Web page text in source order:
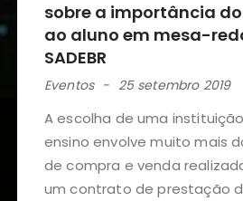
sobre a importância
ao aluno em mesa-
SADEBR
Eventos 25 setembro 2019
A escolha de uma
ensino envolve muito mais
de compra e venda
um contrato de prestação